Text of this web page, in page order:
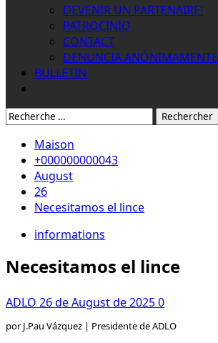
DEVENIR UN PARTENAIRE!
PATROCINIO
CONTACT
DENUNCIA ANÓNIMAMENTE
BULLETIN
Rechercher:
Maison
+000000000043
August
26
Necesitamos el lince
informations
Necesitamos el lince
ADLO 26 de August de 20250
por J.Pau Vázquez | Presidente de ADLO